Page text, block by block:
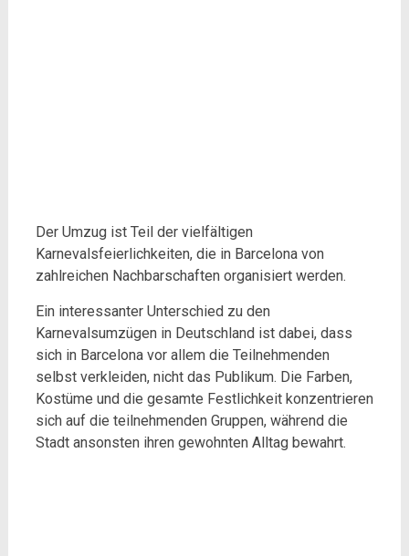
Der Umzug ist Teil der vielfältigen
Karnevalsfeierlichkeiten, die in Barcelona von
zahlreichen Nachbarschaften organisiert werden.
Ein interessanter Unterschied zu den
Karnevalsumzügen in Deutschland ist dabei, dass
sich in Barcelona vor allem die Teilnehmenden
selbst verkleiden, nicht das Publikum. Die Farben,
Kostüme und die gesamte Festlichkeit konzentrieren
sich auf die teilnehmenden Gruppen, während die
Stadt ansonsten ihren gewohnten Alltag bewahrt.